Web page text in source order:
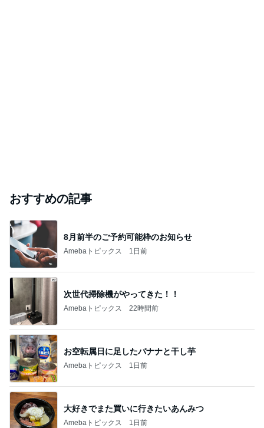
おすすめの記事
8月前半のご予約可能枠のお知らせ
Amebaトピックス 1日前
次世代掃除機がやってきた！！
Amebaトピックス 22時間前
お空転属日に足したバナナと干し芋
Amebaトピックス 1日前
大好きでまた買いに行きたいあんみつ
Amebaトピックス 1日前